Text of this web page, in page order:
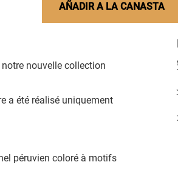
AÑADIR A LA CANASTA
nouvelle collection
a été réalisé uniquement
péruvien coloré à motifs